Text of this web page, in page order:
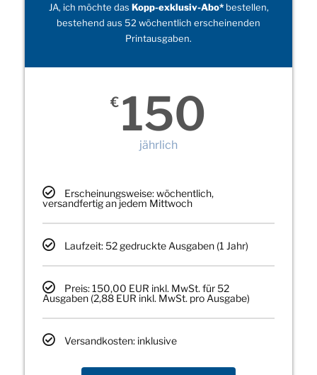
JA, ich möchte das Kopp-exklusiv-Abo*bestellen,
bestehend aus 52 wöchentlich erscheinenden
Printausgaben.
€ 150
jährlich
Erscheinungsweise: wöchentlich,
versandfertig an jedem Mittwoch
Laufzeit: 52 gedruckte Ausgaben (1 Jahr)
Preis: 150,00 EUR inkl. MwSt. für 52
Ausgaben (2,88 EUR inkl. MwSt. pro Ausgabe)
Versandkosten: inklusive